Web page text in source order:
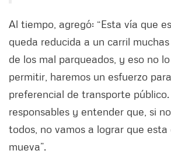
Al tiempo, agregó: “Esta vía que
queda reducida a un carril
de los mal parqueados, y eso no
permitir, haremos un esfuerzo
preferencial de transporte
responsables y entender que, si
todos, no vamos a lograr que esta
mueva”.